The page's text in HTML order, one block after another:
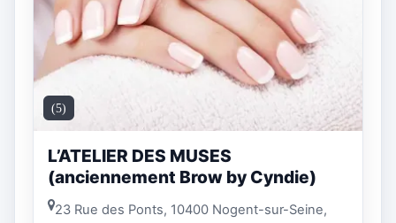
(5)
L’ATELIER DES MUSES
(anciennement Brow by Cyndie)
23 Rue des Ponts, 10400 Nogent-sur-Seine,